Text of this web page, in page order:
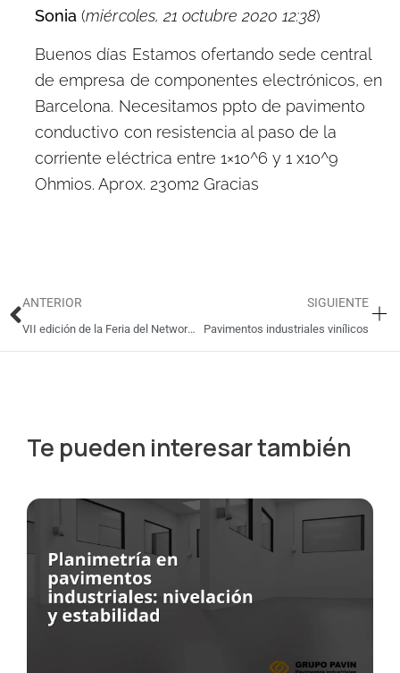
Sonia (miércoles, 21 octubre 2020 12:38)
Buenos días Estamos ofertando sede central
de empresa de componentes electrónicos, en
Barcelona. Necesitamos ppto de pavimento
conductivo con resistencia al paso de la
corriente eléctrica entre 1×10^6 y 1 x10^9
Ohmios. Aprox. 230m2 Gracias
Ant
ANTERIOR
VII edición de la Feria del Networking Seo Business Expo
SIGUIENTE
Pavimentos industriales vinílicos
Te pueden interesar también